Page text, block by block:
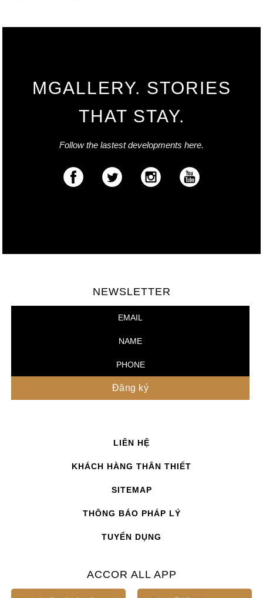
MGALLERY. STORIES
THAT STAY.
Follow the lastest developments here.
NEWSLETTER
LIÊN HỆ
KHÁCH HÀNG THÂN THIẾT
SITEMAP
THÔNG BÁO PHÁP LÝ
TUYỂN DỤNG
ACCOR ALL APP